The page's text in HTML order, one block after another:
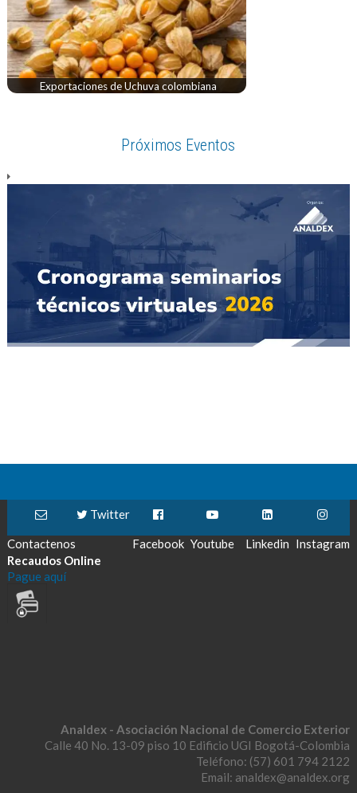
Exportaciones de Uchuva colombiana
Próximos Eventos
Contactenos
Twitter
Facebook Youtube Linkedin Instagram
Recaudos Online
Pague aquí
Analdex - Asociación Nacional de Comercio Exterior
Calle 40 No. 13-09 piso 10 Edificio UGI Bogotá-Colombia
Teléfono: (57) 601 794 2122
Email: analdex@analdex.org